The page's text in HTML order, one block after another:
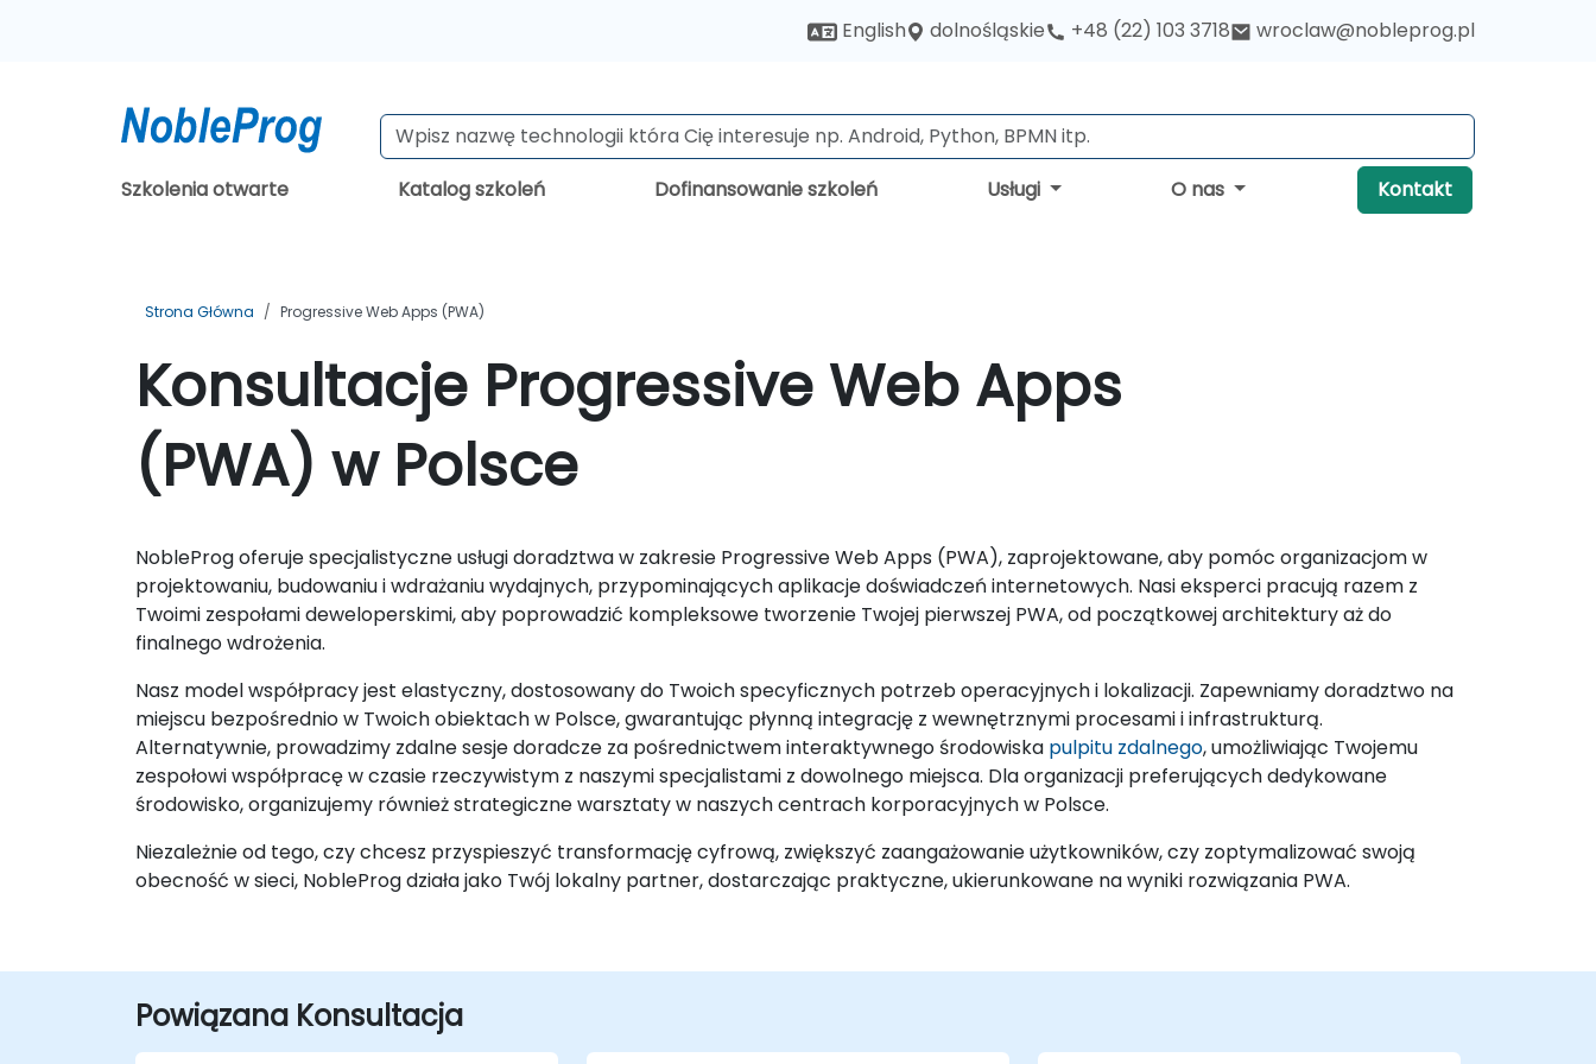
English dolnośląskie +48 (22) 103 3718 wroclaw@nobleprog.pl
Szkolenia otwarte Katalog szkoleń Dofinansowanie szkoleń Usługi O nas Kontakt
Strona Główna Progressive Web Apps (PWA)
Konsultacje Progressive Web Apps
(PWA) w Polsce
NobleProg oferuje specjalistyczne usługi doradztwa w zakresie Progressive Web Apps (PWA), zaprojektowane, aby pomóc organizacjom w
projektowaniu, budowaniu i wdrażaniu wydajnych, przypominających aplikacje doświadczeń internetowych. Nasi eksperci pracują razem z
Twoimi zespołami deweloperskimi, aby poprowadzić kompleksowe tworzenie Twojej pierwszej PWA, od początkowej architektury aż do
finalnego wdrożenia.
Nasz model współpracy jest elastyczny, dostosowany do Twoich specyficznych potrzeb operacyjnych i lokalizacji. Zapewniamy doradztwo na
miejscu bezpośrednio w Twoich obiektach w Polsce, gwarantując płynną integrację z wewnętrznymi procesami i infrastrukturą.
Alternatywnie, prowadzimy zdalne sesje doradcze za pośrednictwem interaktywnego środowiska pulpitu zdalnego, umożliwiając Twojemu
zespołowi współpracę w czasie rzeczywistym z naszymi specjalistami z dowolnego miejsca. Dla organizacji preferujących dedykowane
środowisko, organizujemy również strategiczne warsztaty w naszych centrach korporacyjnych w Polsce.
Niezależnie od tego, czy chcesz przyspieszyć transformację cyfrową, zwiększyć zaangażowanie użytkowników, czy zoptymalizować swoją
obecność w sieci, NobleProg działa jako Twój lokalny partner, dostarczając praktyczne, ukierunkowane na wyniki rozwiązania PWA.
Powiązana Konsultacja